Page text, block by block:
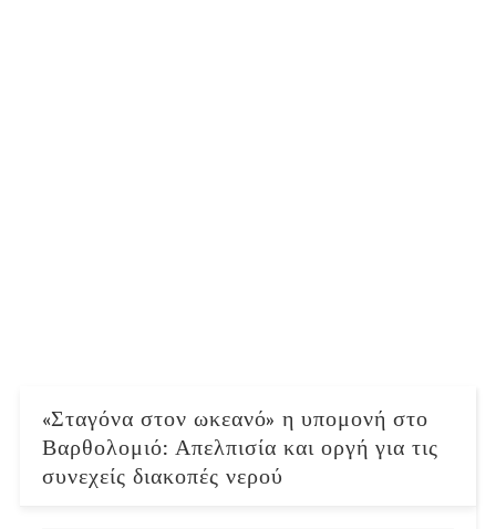
«Σταγόνα στον ωκεανό» η υπομονή στο
Βαρθολομιό: Απελπισία και οργή για τις
συνεχείς διακοπές νερού